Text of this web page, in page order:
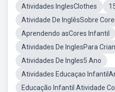
Atividades InglesClothes
Atividade De InglêsSobre
Aprendendo asCores Infantil
Atividades De InglesPara
Atividades De Ingles5 Ano
Atividades Educaçao
Educação Infantil Atividade